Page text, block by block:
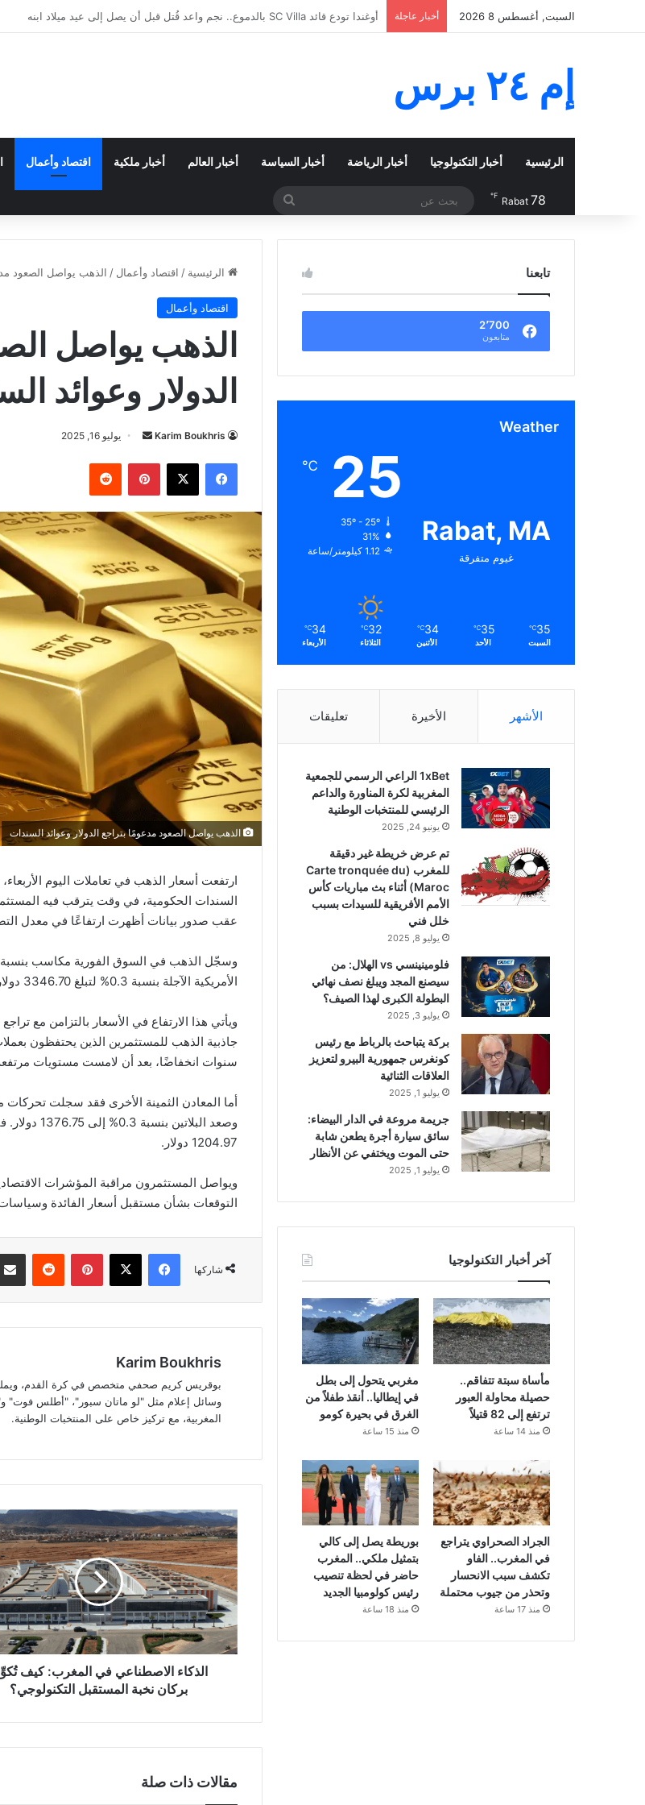
السبت, أغسطس 8 2026 أخبار عاجلة مأساة سبتة تتفاقم.. حصيلة محاولة العبور ترتفع إلى 82 قتيلاً
إم ٢٤ برس
الرئيسية أخبار التكنولوجيا أخبار الرياضة أخبار السياسة أخبار العالم أخبار ملكية اقتصاد وأعمال
Rabat 78
℉
بحث
الرئيسية / اقتصاد وأعمال / الذهب يواصل الصعود
اقتصاد وأعمال
الذهب يواصل
الدولار وعوائد
Karim Boukhris
أرسل
إلكترونيا
يوليو 16, 2025
فيسبوك ‫X بينتيريست
الذهب يواصل الصعود مدعومًا بتراجع الدولار وعوائد السندات
ارتفعت أسعار الذهب في تعاملات اليوم
السندات الحكومية، في وقت يترقب فيه
عقب صدور بيانات أظهرت ارتفاعًا في معدل
الأمريكية الآجلة بنسبة 0.3% لتبلغ 3346.70 دولار.
ويأتي هذا الارتفاع في الأسعار بالتزامن مع
جاذبية الذهب للمستثمرين الذين يحتفظون
سنوات انخفاضًا، بعد أن لامست مستويات
1204.97 دولار.
ويواصل المستثمرون مراقبة المؤشرات
التوقعات بشأن مستقبل أسعار الفائدة
شاركها
فيسبوك ‫X بينتيريست
Karim Boukhris
بوقريس كريم صحفي متخصص في كرة القدم، ويملك
وسائل إعلام مثل "لو ماتان سبور"، "أطلس فوت"
المغربية، مع تركيز خاص على المنتخبات الوطنية.
الذكاء
الاصطناعي
في
المغرب:
كيف
تُكوِّن
بركان
المستقبل
التكنولوجي؟الذكاء الاصطناعي في المغرب: كيف
بركان نخبة المستقبل التكنولوجي؟
مقالات ذات صلة
تابعنا
2٬700
متابعون
Weather
Rabat, MA
غيوم متفرقة
25
℃
35º - 25º
31%
1.12 كيلومتر/ساعة
35
℃
السبت
35
℃
الأحد
34
℃
الأثنين
32
℃
الثلاثاء
34
℃
الأربعاء
الأشهر الأخيرة تعليقات
1xBet الراعي الرسمي للجمعية
المغربية لكرة المناورة والداعم
الرئيسي للمنتخبات الوطنية
يونيو 24, 2025
تم عرض خريطة غير دقيقة
للمغرب (Carte tronquée du
Maroc) أثناء بث مباريات كأس
الأمم الأفريقية للسيدات بسبب
خلل فني
يوليو 8, 2025
فلومينينسي vs الهلال: من
سيصنع المجد ويبلغ نصف نهائي
البطولة الكبرى لهذا الصيف؟
يوليو 3, 2025
بركة يتباحث بالرباط مع رئيس
كونغرس جمهورية البيرو لتعزيز
العلاقات الثنائية
يوليو 1, 2025
جريمة مروعة في الدار البيضاء:
سائق سيارة أجرة يطعن شابة
حتى الموت ويختفي عن الأنظار
يوليو 1, 2025
آخر أخبار التكنولوجيا
مأساة سبتة تتفاقم..
حصيلة محاولة العبور
ترتفع إلى 82 قتيلاً
منذ 14 ساعة
مغربي يتحول إلى بطل
في إيطاليا.. أنقذ طفلاً من
الغرق في بحيرة كومو
منذ 15 ساعة
الجراد الصحراوي يتراجع
في المغرب.. الفاو
تكشف سبب الانحسار
وتحذر من جيوب محتملة
منذ 17 ساعة
بوريطة يصل إلى كالي
بتمثيل ملكي.. المغرب
حاضر في لحظة تنصيب
رئيس كولومبيا الجديد
منذ 18 ساعة